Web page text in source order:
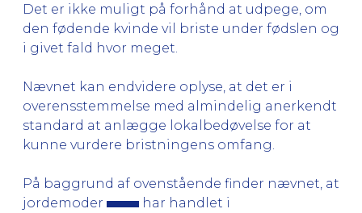
Det er ikke muligt på forhånd at udpege, om
den fødende kvinde vil briste under fødslen og
i givet fald hvor meget.
Nævnet kan endvidere oplyse, at det er i
overensstemmelse med almindelig anerkendt
standard at anlægge lokalbedøvelse for at
kunne vurdere bristningens omfang.
På baggrund af ovenstående finder nævnet, at
jordemoder
har handlet i